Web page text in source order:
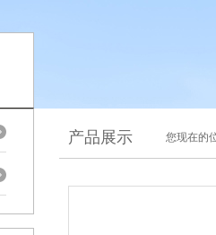
产品展示 您现在的